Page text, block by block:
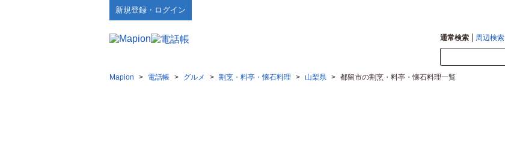
新規登録・ログイン
通常検索 周辺検索
Mapion > 電話帳 > グルメ > 割烹・料亭・懐石料理 > 山梨県 > 都留市の割烹・料亭・懐石料理一覧